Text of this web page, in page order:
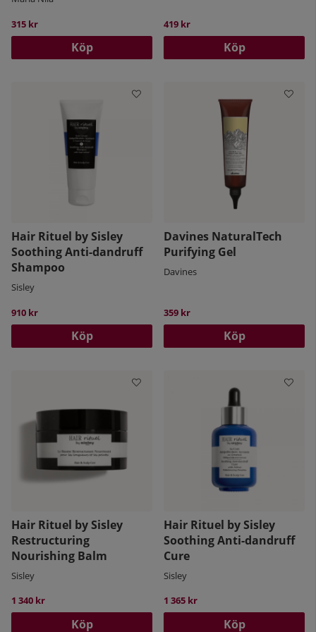
315 kr
Köp
419 kr
Köp
Hair Rituel by Sisley
Soothing Anti-dandruff
Shampoo
Sisley
910 kr
Köp
Davines NaturalTech
Purifying Gel
Davines
359 kr
Köp
Hair Rituel by Sisley
Restructuring
Nourishing Balm
Sisley
1 340 kr
Köp
Hair Rituel by Sisley
Soothing Anti-dandruff
Cure
Sisley
1 365 kr
Köp